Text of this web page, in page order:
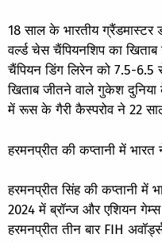
18 साल के भारतीय ग्रैंडमास्टर
वर्ल्ड चेस चैंपियनशिप का
चैंपियन डिंग लिरेन को 7.5-
खिताब जीतने वाले गुकेश
में रूस के गैरी कैस्परोव ने 22
हरमनप्रीत की कप्तानी में
हरमनप्रीत सिंह की कप्तानी में
2024 में ब्रॉन्ज और एशियन
हरमनप्रीत तीन बार FIH